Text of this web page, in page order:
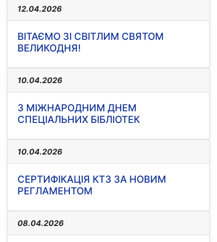
12.04.2026
ВІТАЄМО ЗІ СВІТЛИМ СВЯТОМ
ВЕЛИКОДНЯ!
10.04.2026
З МІЖНАРОДНИМ ДНЕМ
СПЕЦІАЛЬНИХ БІБЛІОТЕК
10.04.2026
СЕРТИФІКАЦІЯ КТЗ ЗА НОВИМ
РЕГЛАМЕНТОМ
08.04.2026